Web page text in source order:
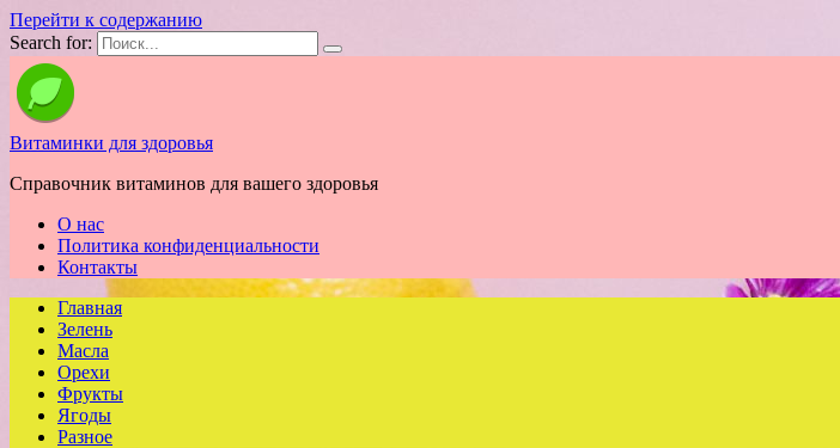
Перейти к содержанию
Search for:
Витаминки для здоровья
Справочник витаминов для вашего здоровья
О нас
Политика конфиденциальности
Контакты
Главная
Зелень
Масла
Орехи
Фрукты
Ягоды
Разное